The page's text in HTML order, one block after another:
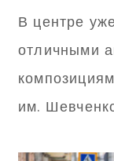
В центре
отличными
им.